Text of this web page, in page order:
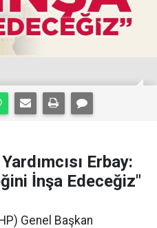
Erbay:
İnşa Edeceğiz"
Genel Başkan